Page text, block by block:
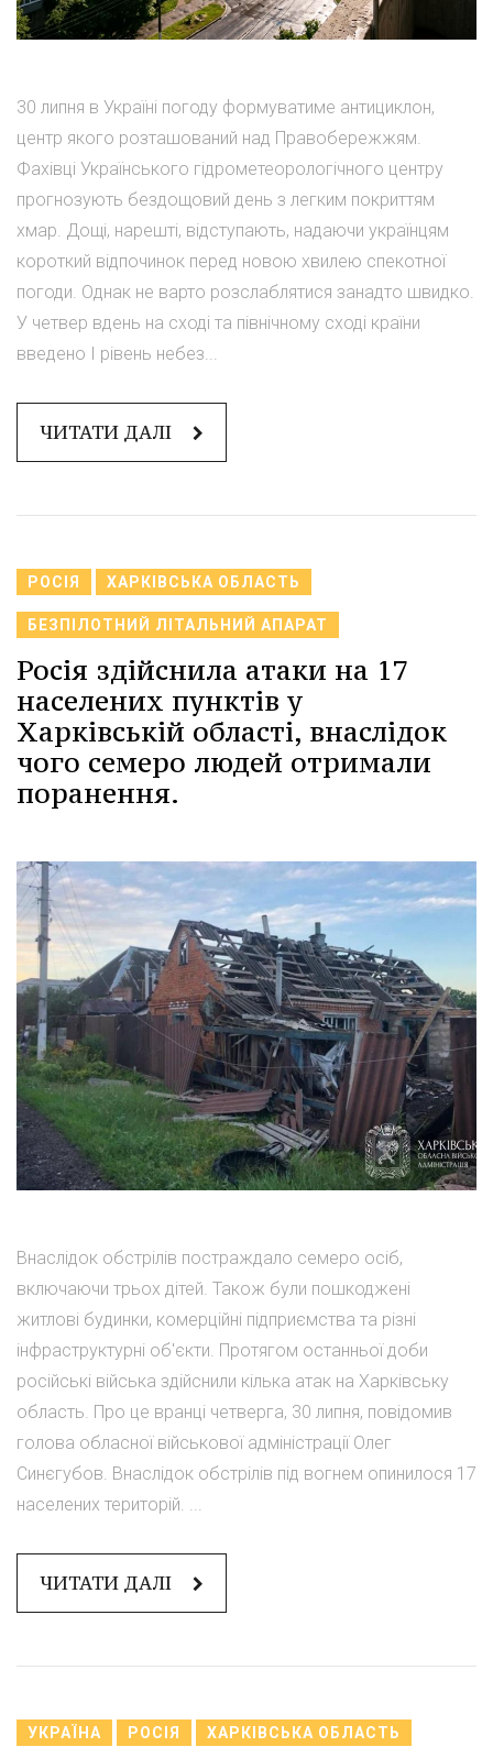
30 липня в Україні погоду формуватиме антициклон,
центр якого розташований над Правобережжям.
Фахівці Українського гідрометеорологічного центру
прогнозують бездощовий день з легким покриттям
хмар. Дощі, нарешті, відступають, надаючи українцям
короткий відпочинок перед новою хвилею спекотної
погоди. Однак не варто розслаблятися занадто швидко.
У четвер вдень на сході та північному сході країни
введено I рівень небез...
ЧИТАТИ ДАЛІ
РОСІЯ ХАРКІВСЬКА ОБЛАСТЬ
БЕЗПІЛОТНИЙ ЛІТАЛЬНИЙ АПАРАТ
Росія здійснила атаки на 17
населених пунктів у
Харківській області, внаслідок
чого семеро людей отримали
поранення.
Внаслідок обстрілів постраждало семеро осіб,
включаючи трьох дітей. Також були пошкоджені
житлові будинки, комерційні підприємства та різні
інфраструктурні об'єкти. Протягом останньої доби
російські війська здійснили кілька атак на Харківську
область. Про це вранці четверга, 30 липня, повідомив
голова обласної військової адміністрації Олег
Синєгубов. Внаслідок обстрілів під вогнем опинилося 17
населених територій. ...
ЧИТАТИ ДАЛІ
УКРАЇНА РОСІЯ ХАРКІВСЬКА ОБЛАСТЬ